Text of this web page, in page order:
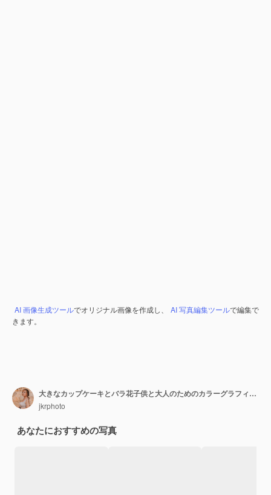
AI 画像生成ツールでオリジナル画像を作成し、 AI 写真編集ツールで編集で
きます。
大きなカップケーキとバラ花子供と大人のためのカラーグラフィックス
jkrphoto
あなたにおすすめの写真